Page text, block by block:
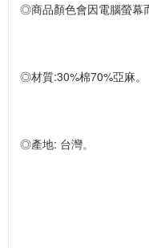
◎商品顏色會因電腦螢幕
◎材質:30%棉70%亞麻。
◎產地: 台灣。